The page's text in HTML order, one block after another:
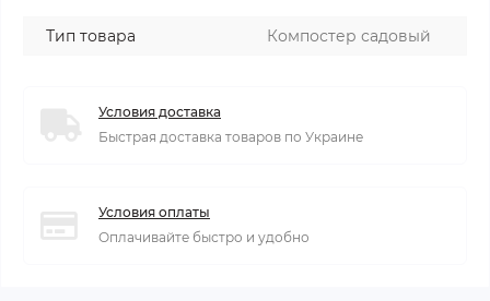
Тип товара Компостер садовый
Условия доставка
Быстрая доставка товаров по Украине
Условия оплаты
Оплачивайте быстро и удобно